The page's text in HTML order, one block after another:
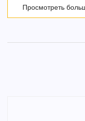
Просмотреть